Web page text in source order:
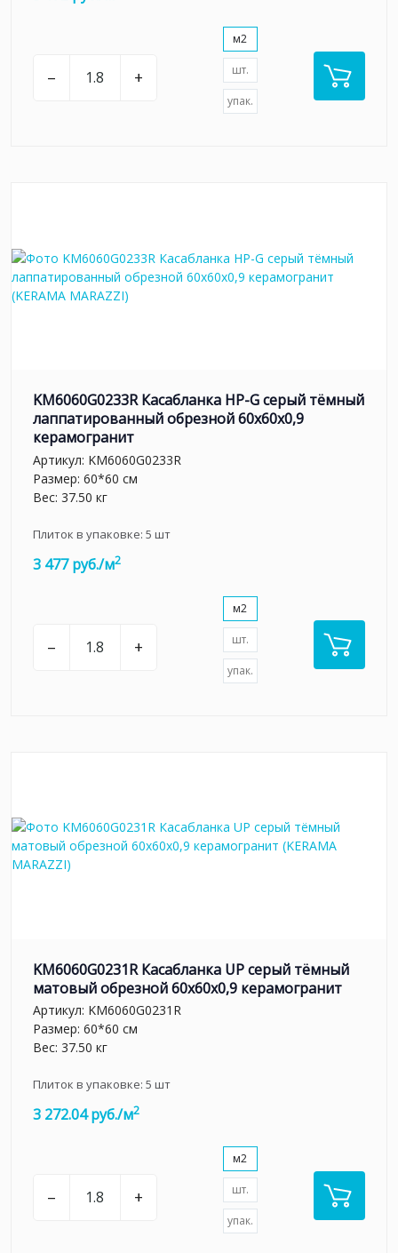
– +
м2
шт.
упак.
KM6060G0233R Касабланка HP-G серый тёмный
лаппатированный обрезной 60x60x0,9
керамогранит
Артикул: KM6060G0233R
Размер: 60*60 см
Вес: 37.50 кг
Плиток в упаковке: 5 шт
3 477 руб./м2
– +
м2
шт.
упак.
KM6060G0231R Касабланка UP серый тёмный
матовый обрезной 60x60x0,9 керамогранит
Артикул: KM6060G0231R
Размер: 60*60 см
Вес: 37.50 кг
Плиток в упаковке: 5 шт
3 272.04 руб./м2
– +
м2
шт.
упак.